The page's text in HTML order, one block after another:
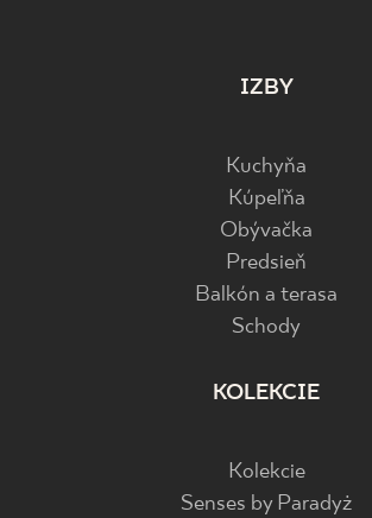
IZBY
Kuchyňa
Kúpeľňa
Obývačka
Predsieň
Balkón a terasa
Schody
KOLEKCIE
Kolekcie
Senses by Paradyż